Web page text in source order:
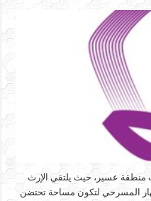
عسير، حيث يلتقي الإرث
المسرحي لتكون مساحة تحتضن